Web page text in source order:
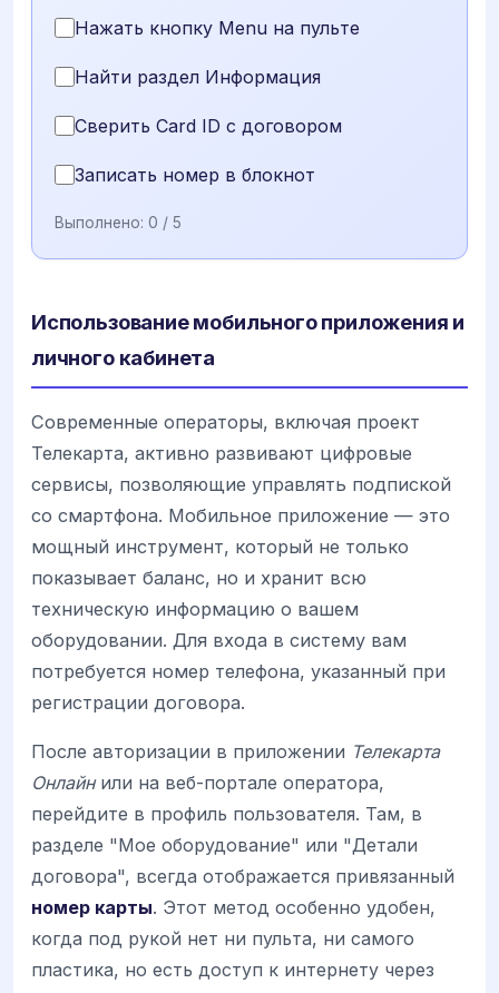
Нажать кнопку Menu на пульте
Найти раздел Информация
Сверить Card ID с договором
Записать номер в блокнот
Выполнено: 0 / 5
Использование мобильного приложения и
личного кабинета
Современные операторы, включая проект
Телекарта, активно развивают цифровые
сервисы, позволяющие управлять подпиской
со смартфона. Мобильное приложение — это
мощный инструмент, который не только
показывает баланс, но и хранит всю
техническую информацию о вашем
оборудовании. Для входа в систему вам
потребуется номер телефона, указанный при
регистрации договора.
После авторизации в приложении Телекарта
Онлайнили на веб-портале оператора,
перейдите в профиль пользователя. Там, в
разделе "Мое оборудование" или "Детали
договора", всегда отображается привязанный
номер карты. Этот метод особенно удобен,
когда под рукой нет ни пульта, ни самого
пластика, но есть доступ к интернету через